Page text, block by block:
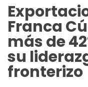
Franca
más de
su
fronterizo